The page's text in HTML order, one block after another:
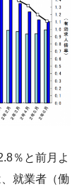
％と前月よ
就業者（働